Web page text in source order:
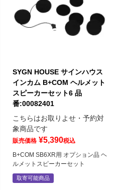
SYGN HOUSE サインハウス
インカム B+COM ヘルメット
スピーカーセット6 品
番:00082401
こちらはお取りよせ・予約対
象商品です
販売価格 ¥5,390税込
B+COM SB6XR用 オプション品 ヘ
ルメットスピーカーセット
取寄可能商品